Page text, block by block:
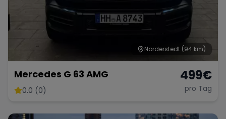
Norderstedt (94 km)
Mercedes G 63 AMG
0.0 (0)
499€
pro Tag